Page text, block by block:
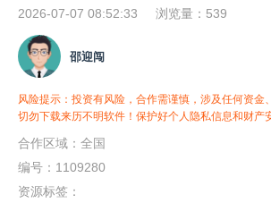
2026-07-07 08:52:33 浏览量：539
邵迎闯
风险提示：投资有风险，合作需谨慎，涉及任何资金
切勿下载来历不明软件！保护好个人隐私信息和财产
合作区域：全国
编号：1109280
资源标签：